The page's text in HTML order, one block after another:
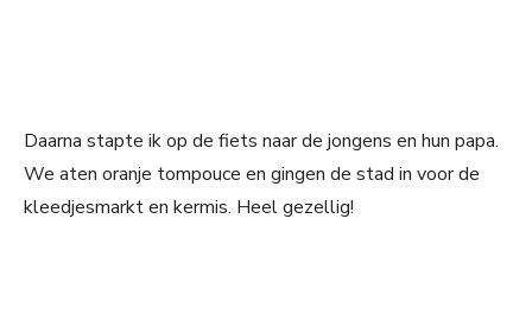
Daarna stapte ik op de fiets naar de jongens en hun papa.
We aten oranje tompouce en gingen de stad in voor de
kleedjesmarkt en kermis. Heel gezellig!